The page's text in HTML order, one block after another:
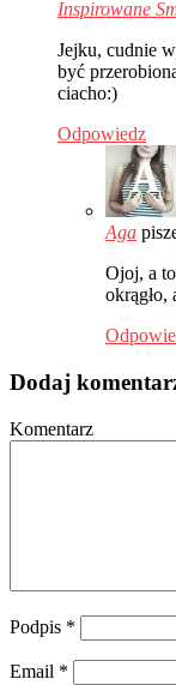
Inspirowane
Jejku, cudnie
być
ciacho:)
Odpowiedz
Aga
Ojoj, a
okrągło,
Dodaj
Komentarz
Podpis *
Email *